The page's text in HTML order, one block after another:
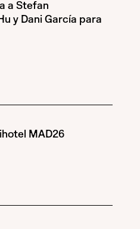
a Stefan
y Dani García para
MAD26